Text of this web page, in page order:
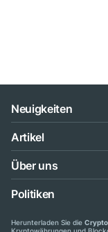
Neuigkeiten
Artikel
Über uns
Politiken
Herunterladen Sie die